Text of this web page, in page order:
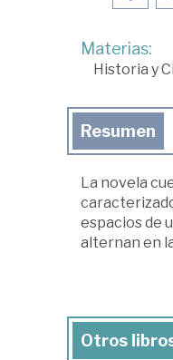
Materias:
Historia y
Resumen
La novela
espacios de
alternan en
Otros